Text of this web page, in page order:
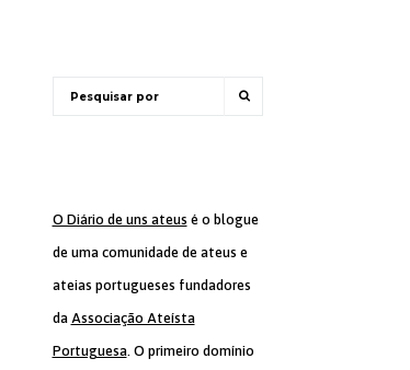
O Diário de uns ateus é o blogue
de uma comunidade de ateus e
ateias portugueses fundadores
da Associação Ateísta
Portuguesa. O primeiro domínio